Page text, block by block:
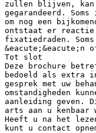
zullen blijven, kan
gegarandeerd.
om nog een
ontstaat er reactie
fixatiedraden.
&eacute;&eacute;n
Tot slot
Deze brochure
bedoeld als extra
gesprek met uw
omstandigheden
aanleiding geven.
arts aan u kenbaar
Heeft u na het
kunt u contact